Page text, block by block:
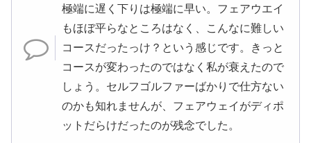
極端に遅く下りは極端に早い。フェアウエイ
もほぼ平らなところはなく、こんなに難しい
コースだったっけ？という感じです。きっと
コースが変わったのではなく私が衰えたので
しょう。セルフゴルファーばかりで仕方ない
のかも知れませんが、フェアウェイがディポ
ットだらけだったのが残念でした。